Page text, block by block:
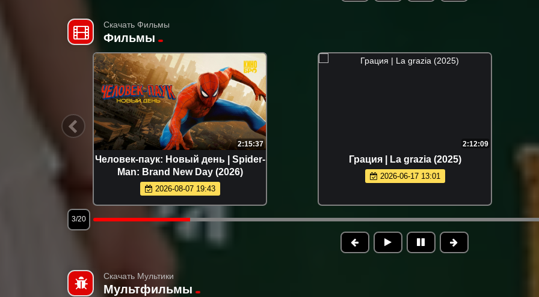
Скачать Фильмы
Фильмы
2:15:37
Человек-паук: Новый день | Spider-
Man: Brand New Day (2026)
2026-08-07 19:43
2:12:09
Грация | La grazia (2025)
2026-06-17 13:01
3/20
Скачать Мультики
Мультфильмы